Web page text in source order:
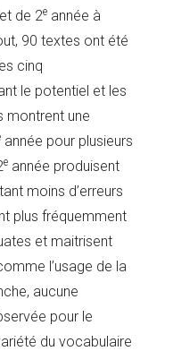
et de 2e année à
90 textes ont été
cinq
le potentiel et les
montrent une
année pour plusieurs
e année produisent
moins d’erreurs
plus fréquemment
et maitrisent
l’usage de la
aucune
pour le
du vocabulaire